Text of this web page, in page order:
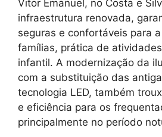
Vitor Emanuel, no Costa e
infraestrutura renovada,
seguras e confortáveis para
famílias, prática de
infantil. A modernização da
com a substituição das
tecnologia LED, também
e eficiência para os
principalmente no período